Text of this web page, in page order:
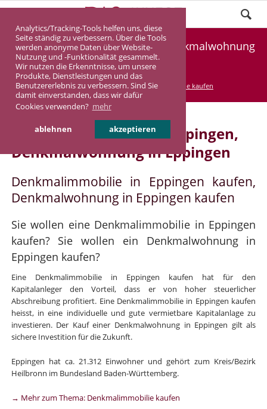
Analytics/Tracking-Tools helfen uns, diese
Seite ständig zu verbessern. Über die Tools
werden anonyme Daten über Website-
Nutzung und -Funktionalität gesammelt.
Wir nutzen die Erkenntnisse, um unsere
Produkte, Dienstleistungen und das
Benutzererlebnis zu verbessern. Sind Sie
damit einverstanden, dass wir dafür
Cookies verwenden? mehr
ablehnen akzeptieren
Denkmalimmobilie Eppingen, Denkmalwohnung
Eppingen
DASINVEST Service Denkmalimmobilie kaufen
Denkmalimmobilie in Eppingen,
Denkmalwohnung in Eppingen
Denkmalimmobilie in Eppingen kaufen,
Denkmalwohnung in Eppingen kaufen
Sie wollen eine Denkmalimmobilie in Eppingen
kaufen? Sie wollen ein Denkmalwohnung in
Eppingen kaufen?
Eine Denkmalimmobilie in Eppingen kaufen hat für den
Kapitalanleger den Vorteil, dass er von hoher steuerlicher
Abschreibung profitiert. Eine Denkmalimmobilie in Eppingen kaufen
heisst, in eine individuelle und gute vermietbare Kapitalanlage zu
investieren. Der Kauf einer Denkmalwohnung in Eppingen gilt als
sichere Investition für die Zukunft.
Eppingen hat ca. 21.312 Einwohner und gehört zum Kreis/Bezirk
Heilbronn im Bundesland Baden-Württemberg.
→ Mehr zum Thema: Denkmalimmobilie kaufen